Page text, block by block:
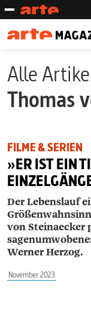
Alle
Thomas
FILME & SERIEN
»ER IST EIN
Der Lebenslauf
von Steinaecker
Werner Herzog.
November 2023